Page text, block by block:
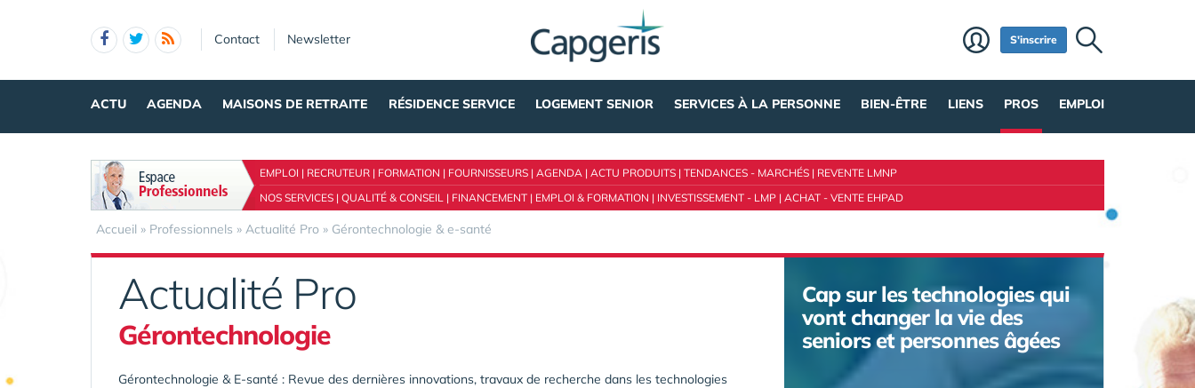
Contact Newsletter S'inscrire
ACTU AGENDA MAISONS DE RETRAITE RÉSIDENCE SERVICE LOGEMENT SENIOR SERVICES À LA PERSONNE BIEN-ÊTRE LIENS PROS EMPLOI
EMPLOI | RECRUTEUR | FORMATION | FOURNISSEURS | AGENDA | ACTU PRODUITS | TENDANCES - MARCHÉS | REVENTE LMNP
NOS SERVICES | QUALITÉ & CONSEIL | FINANCEMENT | EMPLOI & FORMATION | INVESTISSEMENT - LMP | ACHAT - VENTE EHPAD
Accueil » Professionnels » Actualité Pro » Gérontechnologie & e-santé
Actualité Pro
Gérontechnologie
Gérontechnologie & E-santé : Revue des dernières innovations, travaux de recherche dans les technologies
Cap sur les technologies qui
vont changer la vie des
seniors et personnes âgées